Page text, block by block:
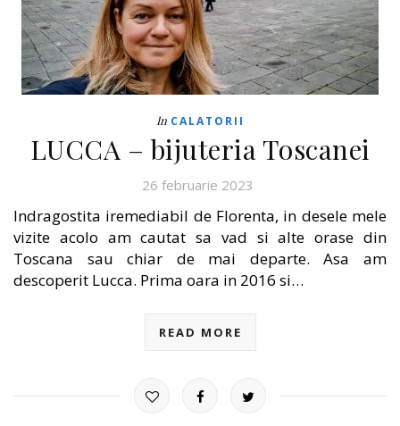
In CALATORII
LUCCA – bijuteria Toscanei
26 februarie 2023
Indragostita iremediabil de Florenta, in desele mele
vizite acolo am cautat sa vad si alte orase din
Toscana sau chiar de mai departe. Asa am
descoperit Lucca. Prima oara in 2016 si…
READ MORE